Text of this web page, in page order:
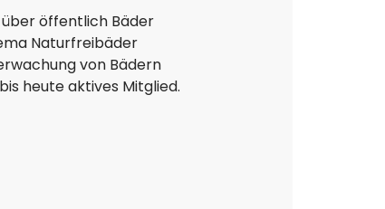
öffentlich Bäder
Naturfreibäder
von Bädern
heute aktives Mitglied.